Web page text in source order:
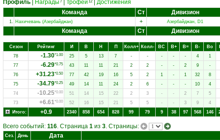
Профиль Награды 7 Трофеи 12
Достижения
Команда
Ст Дивизион
1. Нахичевань (Азербайджан) + Азербайджан, D1
Команда Ст Дивизион
Сезон Рейтинг И В Н П Колл+ Колл- ВC В+ В= В- Вo
78
-1.30*1.00 25 5 13 7 - - - - - 4
1
77
-6.29*0.75 43 11 11 21 2 2 - - 2 9
-
76
+31.23*0.50 77 42 19 16 5 2 1 - 1 32
8
75
-34.79*0.25 49 14 11 24 2 6 - - - 10
4
74
-10.25*0.00 51 14 15 22 2 3 - - 2 7
5
73
+6.61*0.00 52 16 15 21 5 5 - - 3 9
4
Итого:
+0.9 2340 858 654 828 99 79 9 38 97 568 146
Всего событий: 116. Страница 1 из 3. Страницы:
Сез. День Дата